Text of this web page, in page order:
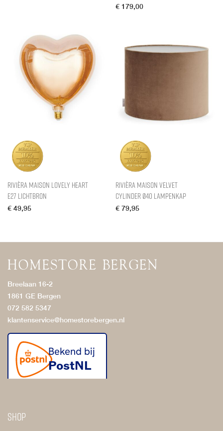
€ 179,00
Rivièra Maison Lovely Heart
E27 Lichtbron
€ 49,95
Rivièra Maison Velvet
Cylinder Ø40 Lampenkap
€ 79,95
Breelaan 16-2
1861 GE Bergen
072 582 5347
klantenservice@homestorebergen.nl
Shop